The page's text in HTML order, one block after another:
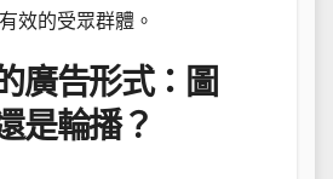
效的受眾群體。
廣告形式：圖
是輪播？